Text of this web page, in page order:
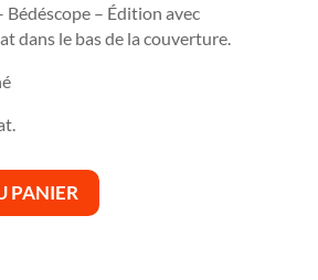
– Édition avec
dans le bas de la couverture.
PANIER